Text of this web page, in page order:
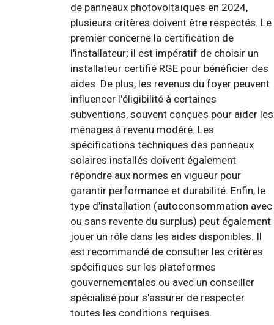
de panneaux photovoltaïques en 2024,
plusieurs critères doivent être respectés. Le
premier concerne la certification de
l'installateur; il est impératif de choisir un
installateur certifié RGE pour bénéficier des
aides. De plus, les revenus du foyer peuvent
influencer l'éligibilité à certaines
subventions, souvent conçues pour aider les
ménages à revenu modéré. Les
spécifications techniques des panneaux
solaires installés doivent également
répondre aux normes en vigueur pour
garantir performance et durabilité. Enfin, le
type d'installation (autoconsommation avec
ou sans revente du surplus) peut également
jouer un rôle dans les aides disponibles. Il
est recommandé de consulter les critères
spécifiques sur les plateformes
gouvernementales ou avec un conseiller
spécialisé pour s'assurer de respecter
toutes les conditions requises.